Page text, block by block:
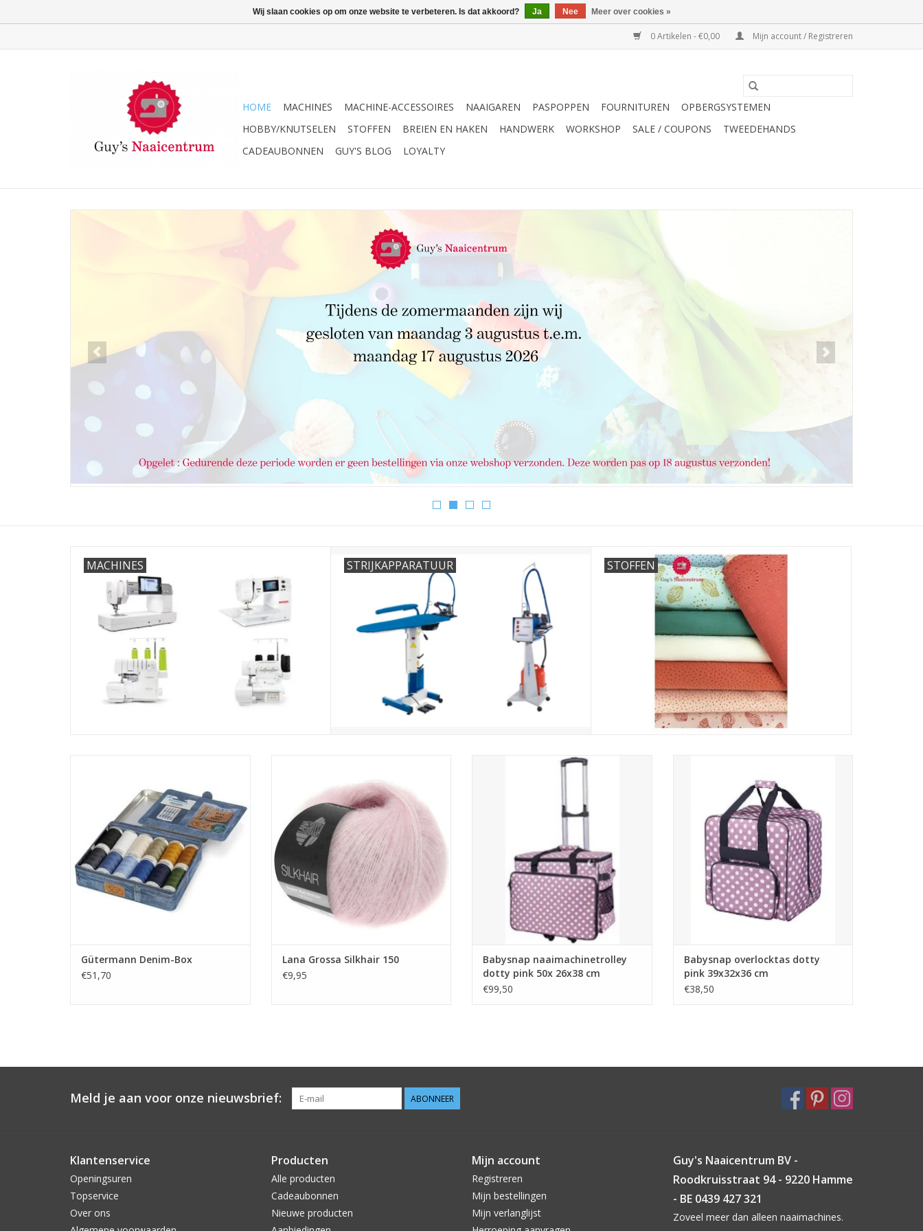
0 Artikelen - €0,00 Mijn account / Registreren
HOME MACHINES MACHINE-ACCESSOIRES NAAIGAREN PASPOPPEN FOURNITUREN
OPBERGSYSTEMEN
HOBBY/KNUTSELEN
STOFFEN BREIEN EN HAKEN HANDWERK WORKSHOP SALE / COUPONS
TWEEDEHANDS
CADEAUBONNEN
GUY'S BLOG LOYALTY
MACHINES STRIJKAPPARATUUR STOFFEN
Gütermann Denim-Box
€51,70
TOEVOEGEN AAN WINKELWAGEN
Lana Grossa Silkhair 150
€9,95
Babysnap naaimachinetrolley dotty pink
Babysnap naaimachinetrolley
dotty pink 50x 26x38 cm
€99,50
TOEVOEGEN AAN WINKELWAGEN
Babysnap overlocktas dotty
pink 39x32x36 cm
€38,50
Meld je aan voor onze nieuwsbrief: ABONNEER
Klantenservice
Openingsuren
Topservice
Over ons
Producten
Alle producten
Cadeaubonnen
Nieuwe producten
Mijn account
Registreren
Mijn bestellingen
Mijn verlanglijst
Guy's Naaicentrum BV -
Roodkruisstraat 94 - 9220 Hamme
- BE 0439 427 321
Zoveel meer dan alleen naaimachines.
Wij slaan cookies op om onze website te verbeteren. Is dat akkoord? Ja Nee Meer over cookies »